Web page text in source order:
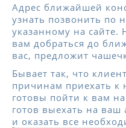
Адрес ближайшей
узнать позвонить по
указанному на сайте.
вам добраться до
вас, предложит
Бывает так, что
причинам приехать
готовы пойти к вам
готов выехать на ваш
и оказать все